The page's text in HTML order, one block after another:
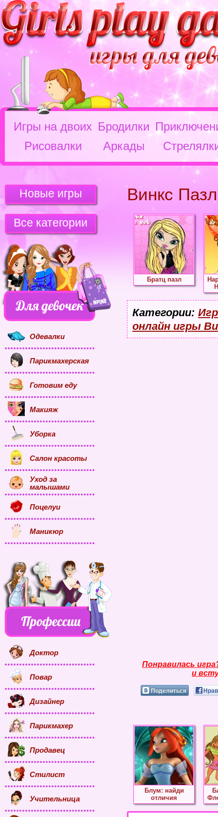
Игры на двоих Бродилки
Рисовалки
Аркады
Винкс Пазл
Братц пазл
Категории:
онлайн игры
Понравилась
и
Поделиться
Блум: найди
отличия
Новые игры
Все категории
Одевалки
Парикмахерская
Готовим еду
Макияж
Уборка
Салон красоты
Уход за
малышами
Поцелуи
Маникюр
Доктор
Повар
Дизайнер
Парикмахер
Продавец
Стилист
Учительница